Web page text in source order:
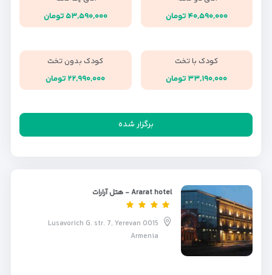
۴۰,۵۹۰,۰۰۰ تومان
۵۳,۵۹۰,۰۰۰ تومان
کودک با تخت
۳۳,۱۹۰,۰۰۰ تومان
کودک بدون تخت
۲۲,۹۹۰,۰۰۰ تومان
برگزار شده
Ararat hotel - هتل آرارات
Lusavorich G. str. 7, Yerevan 0015
Armenia